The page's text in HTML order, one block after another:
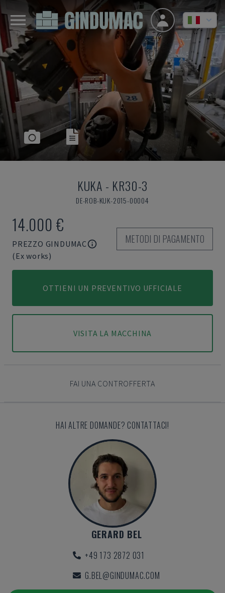
KUKA - KR30-3
DE-ROB-KUK-2015-00004
14.000 €
PREZZO GINDUMAC
(Ex works)
METODI DI PAGAMENTO
OTTIENI UN PREVENTIVO UFFICIALE
VISITA LA MACCHINA
FAI UNA CONTROFFERTA
HAI ALTRE DOMANDE? CONTATTACI!
GERARD BEL
+49 173 2872 031
G.BEL@GINDUMAC.COM